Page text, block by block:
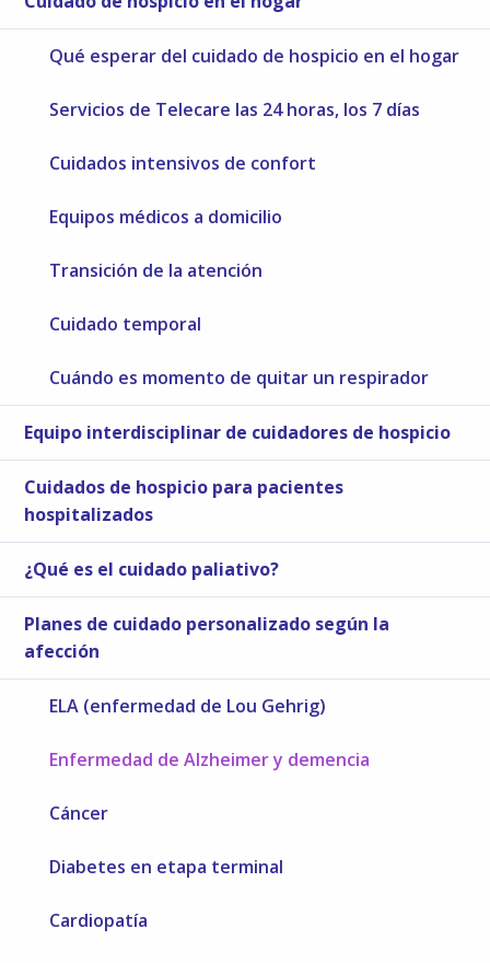
Qué esperar del cuidado de hospicio en el hogar
Servicios de Telecare las 24 horas, los 7 días
Cuidados intensivos de confort
Equipos médicos a domicilio
Transición de la atención
Cuidado temporal
Cuándo es momento de quitar un respirador
Equipo interdisciplinar de cuidadores de hospicio
Cuidados de hospicio para pacientes
hospitalizados
¿Qué es el cuidado paliativo?
Planes de cuidado personalizado según la
afección
ELA (enfermedad de Lou Gehrig)
Enfermedad de Alzheimer y demencia
Cáncer
Diabetes en etapa terminal
Cardiopatía